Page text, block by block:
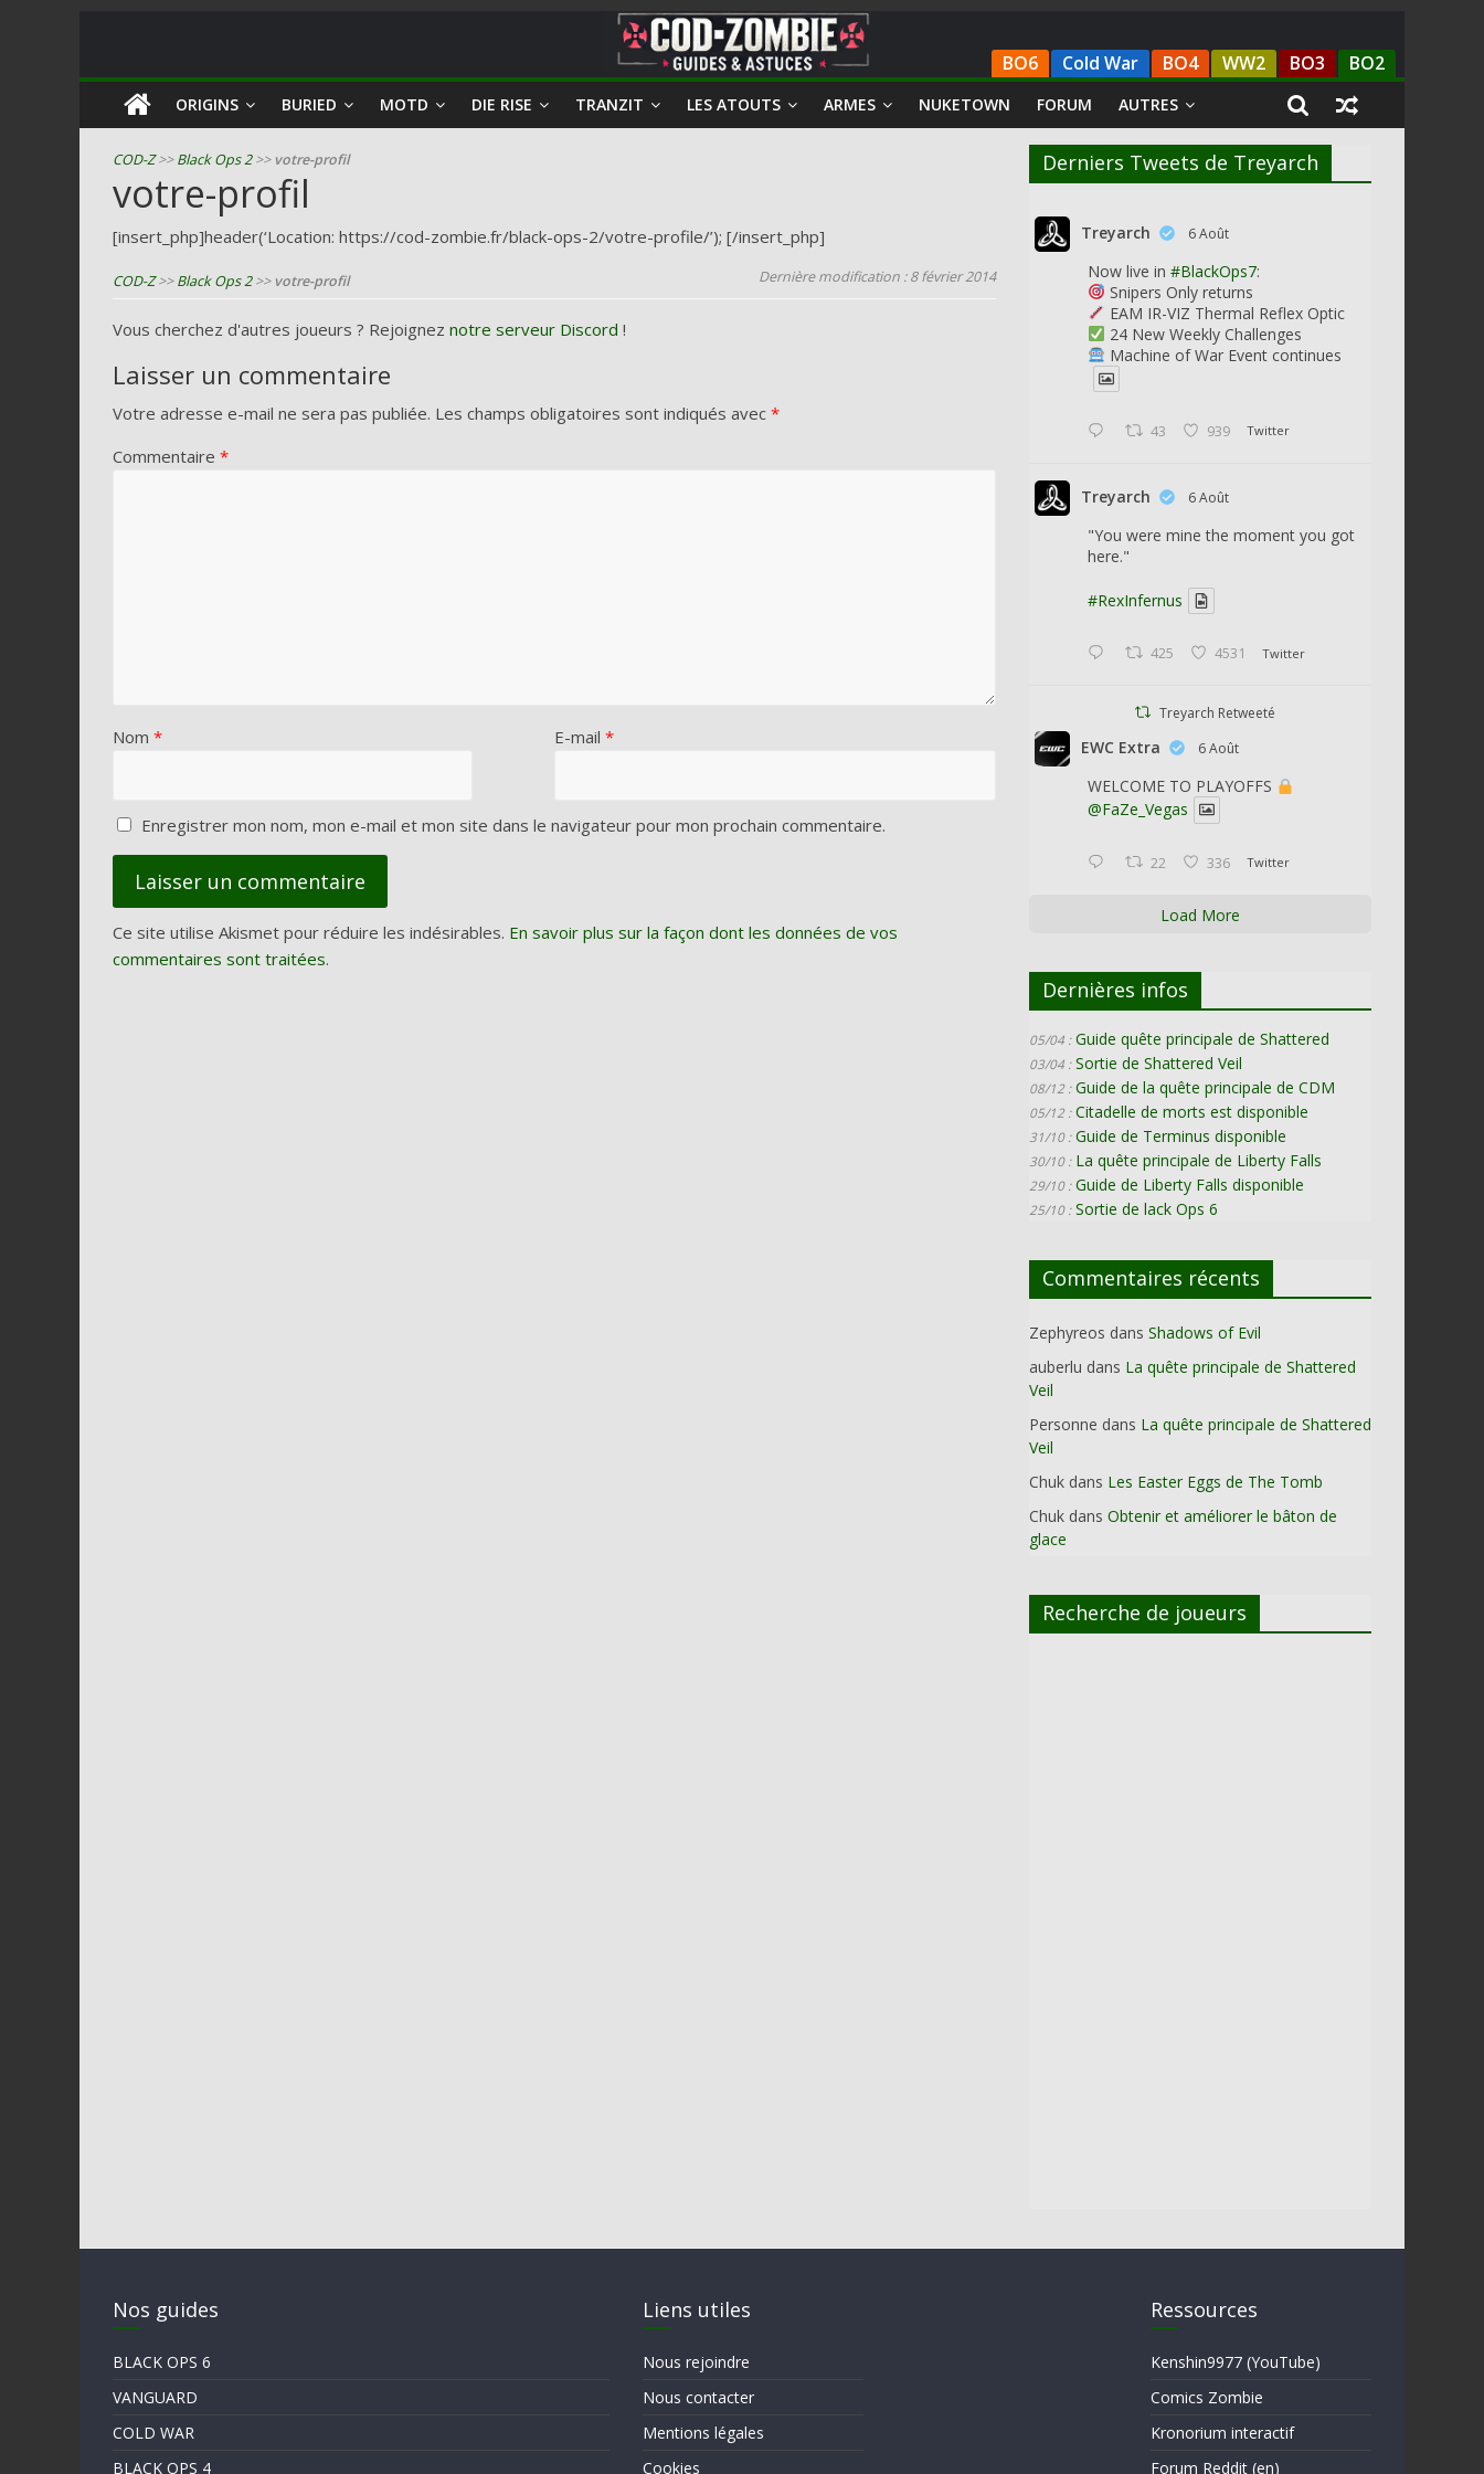
COD
Zombie
Guides
et
pour
mode
zombie
de
Call
Duty
BO6 Cold War BO4 WW2 BO3 BO2
ORIGINS BURIED MOTD DIE RISE TRANZIT LES ATOUTS ARMES NUKETOWN FORUM AUTRES
COD-Z>>Black Ops 2>> votre-profil
votre-profil
[insert_php]header(‘Location: https://cod-zombie.fr/black-ops-2/votre-profile/’); [/insert_php]
Dernière modification : 8 février 2014
COD-Z>>Black Ops 2>> votre-profil
Vous cherchez d'autres joueurs ? Rejoignez notre serveur Discord !
Laisser un commentaire
Votre adresse e-mail ne sera pas publiée. Les champs obligatoires sont indiqués avec *
Commentaire *
Nom * E-mail *
Enregistrer mon nom, mon e-mail et mon site dans le navigateur pour mon prochain commentaire.
Ce site utilise Akismet pour réduire les indésirables. En savoir plus sur la façon dont les données de vos
commentaires sont traitées.
Derniers Tweets de Treyarch
Treyarch 6 Août
Now live in #BlackOps7:
Snipers Only returns
EAM IR-VIZ Thermal Reflex Optic
24 New Weekly Challenges
Machine of War Event continues
43 939 Twitter
Treyarch 6 Août
"You were mine the moment you got
here."
#RexInfernus
425 4531 Twitter
Treyarch Retweeté
EWC Extra 6 Août
WELCOME TO PLAYOFFS
@FaZe_Vegas
22 336 Twitter
Load More
Dernières infos
05/04 : Guide quête principale de Shattered
03/04 : Sortie de Shattered Veil
08/12 : Guide de la quête principale de CDM
05/12 : Citadelle de morts est disponible
31/10 : Guide de Terminus disponible
30/10 : La quête principale de Liberty Falls
29/10 : Guide de Liberty Falls disponible
25/10 : Sortie de lack Ops 6
Commentaires récents
Zephyreos dans Shadows of Evil
auberlu dans La quête principale de Shattered
Veil
Personne dans La quête principale de Shattered
Veil
Chuk dans Les Easter Eggs de The Tomb
Chuk dans Obtenir et améliorer le bâton de
glace
Recherche de joueurs
Nos guides
BLACK OPS 6
VANGUARD
COLD WAR
BLACK OPS 4
Liens utiles
Nous rejoindre
Nous contacter
Mentions légales
Cookies
Ressources
Kenshin9977 (YouTube)
Comics Zombie
Kronorium interactif
Forum Reddit (en)